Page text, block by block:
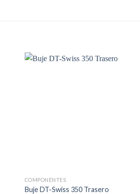
COMPONENTES
Buje DT-Swiss 350 Trasero